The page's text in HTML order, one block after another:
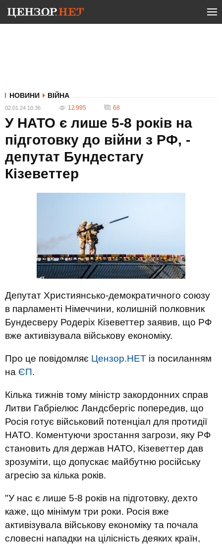
НОВИНИ ВІЙНА
02.01.24 10:36 12 995 68
У НАТО є лише 5-8 років на
підготовку до війни з РФ, -
депутат Бундестагу
Кізеветтер
Депутат Християнсько-демократичного союзу
в парламенті Німеччини, колишній полковник
Бундесверу Родеріх Кізеветтер заявив, що РФ
вже активізувала військову економіку.
Про це повідомляє Цензор.НЕТ із посиланням
на ЄП.
Кілька тижнів тому міністр закордонних справ
Литви Габріелюс Ландсбергіс попередив, що
Росія готує військовий потенціал для протидії
НАТО. Коментуючи зростання загрози, яку РФ
становить для держав НАТО, Кізеветтер дав
зрозуміти, що допускає майбутню російську
агресію за кілька років.
"У нас є лише 5-8 років на підготовку, дехто
каже, що мінімум три роки. Росія вже
активізувала військову економіку та почала
словесні нападки на цілісність деяких країн,